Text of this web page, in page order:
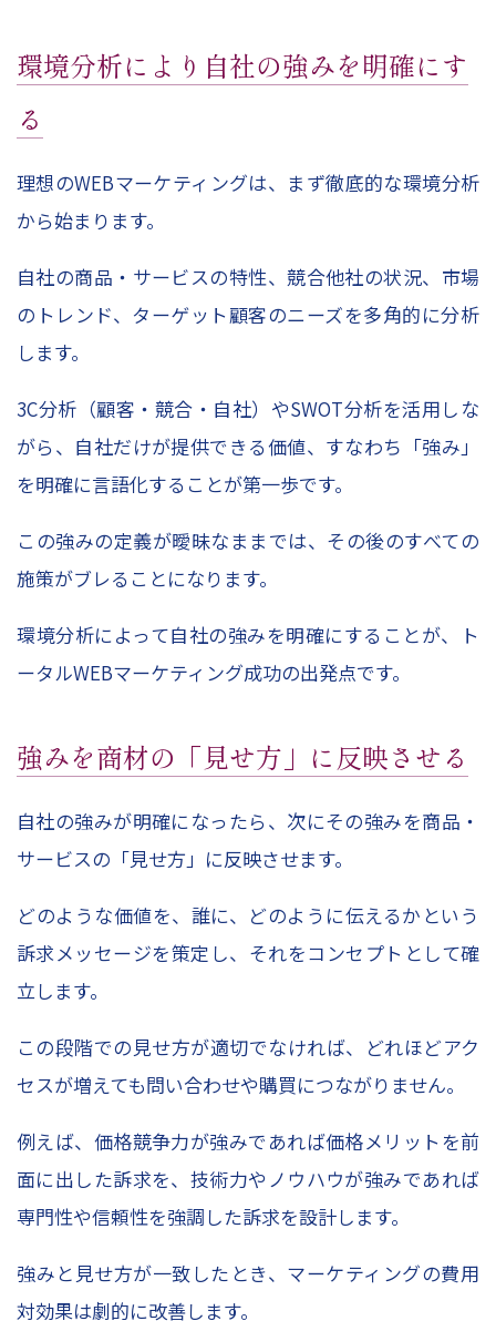
環境分析により自社の強みを明確にす
る
理想のWEBマーケティングは、まず徹底的な環境分析
から始まります。
自社の商品・サービスの特性、競合他社の状況、市場
のトレンド、ターゲット顧客のニーズを多角的に分析
します。
3C分析（顧客・競合・自社）やSWOT分析を活用しな
がら、自社だけが提供できる価値、すなわち「強み」
を明確に言語化することが第一歩です。
この強みの定義が曖昧なままでは、その後のすべての
施策がブレることになります。
環境分析によって自社の強みを明確にすることが、ト
ータルWEBマーケティング成功の出発点です。
強みを商材の「見せ方」に反映させる
自社の強みが明確になったら、次にその強みを商品・
サービスの「見せ方」に反映させます。
どのような価値を、誰に、どのように伝えるかという
訴求メッセージを策定し、それをコンセプトとして確
立します。
この段階での見せ方が適切でなければ、どれほどアク
セスが増えても問い合わせや購買につながりません。
例えば、価格競争力が強みであれば価格メリットを前
面に出した訴求を、技術力やノウハウが強みであれば
専門性や信頼性を強調した訴求を設計します。
強みと見せ方が一致したとき、マーケティングの費用
対効果は劇的に改善します。